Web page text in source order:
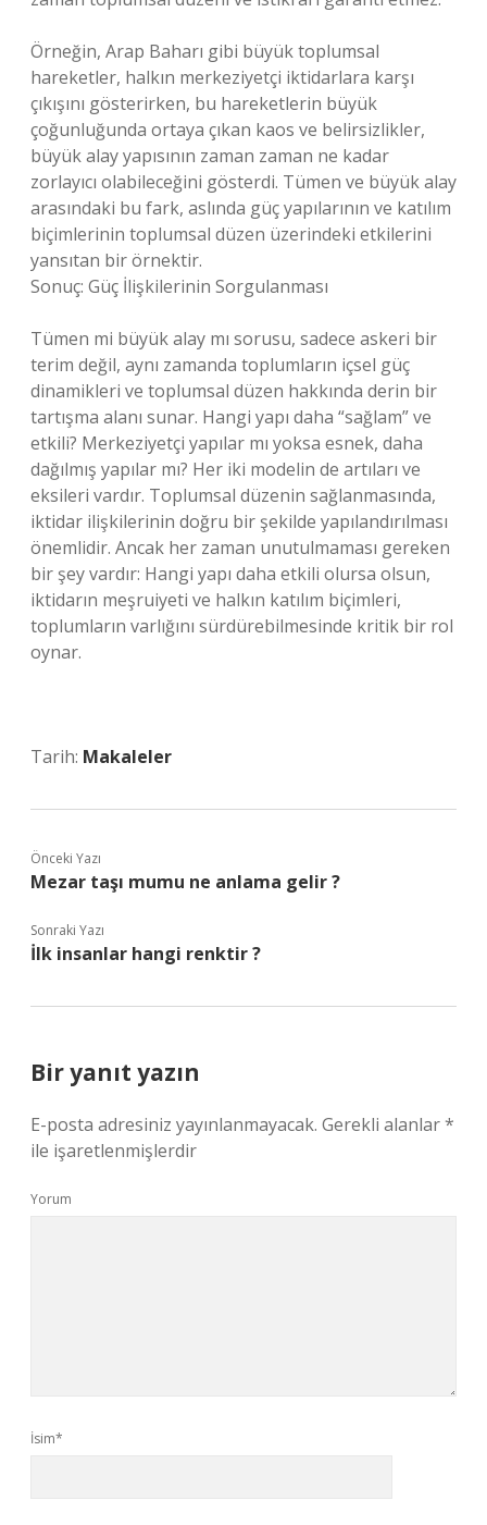
Örneğin, Arap Baharı gibi büyük toplumsal
hareketler, halkın merkeziyetçi iktidarlara karşı
çıkışını gösterirken, bu hareketlerin büyük
çoğunluğunda ortaya çıkan kaos ve belirsizlikler,
büyük alay yapısının zaman zaman ne kadar
zorlayıcı olabileceğini gösterdi. Tümen ve büyük alay
arasındaki bu fark, aslında güç yapılarının ve katılım
biçimlerinin toplumsal düzen üzerindeki etkilerini
yansıtan bir örnektir.
Sonuç: Güç İlişkilerinin Sorgulanması
Tümen mi büyük alay mı sorusu, sadece askeri bir
terim değil, aynı zamanda toplumların içsel güç
dinamikleri ve toplumsal düzen hakkında derin bir
tartışma alanı sunar. Hangi yapı daha “sağlam” ve
etkili? Merkeziyetçi yapılar mı yoksa esnek, daha
dağılmış yapılar mı? Her iki modelin de artıları ve
eksileri vardır. Toplumsal düzenin sağlanmasında,
iktidar ilişkilerinin doğru bir şekilde yapılandırılması
önemlidir. Ancak her zaman unutulmaması gereken
bir şey vardır: Hangi yapı daha etkili olursa olsun,
iktidarın meşruiyeti ve halkın katılım biçimleri,
toplumların varlığını sürdürebilmesinde kritik bir rol
oynar.
Tarih: Makaleler
Önceki Yazı
Mezar taşı mumu ne anlama gelir ?
Sonraki Yazı
İlk insanlar hangi renktir ?
Bir yanıt yazın
E-posta adresiniz yayınlanmayacak. Gerekli alanlar*
ile işaretlenmişlerdir
Yorum
İsim*